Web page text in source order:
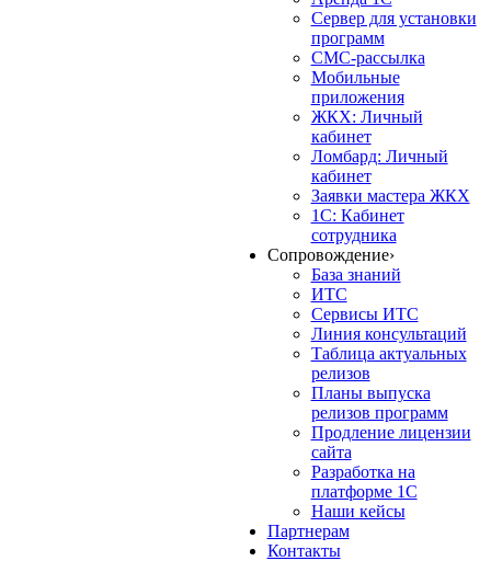
Сервер для установки
программ
СМС-рассылка
Мобильные
приложения
ЖКХ: Личный
кабинет
Ломбард: Личный
кабинет
Заявки мастера ЖКХ
1С: Кабинет
сотрудника
Сопровождение›
База знаний
ИТС
Сервисы ИТС
Линия консультаций
Таблица актуальных
релизов
Планы выпуска
релизов программ
Продление лицензии
сайта
Разработка на
платформе 1С
Наши кейсы
Партнерам
Контакты